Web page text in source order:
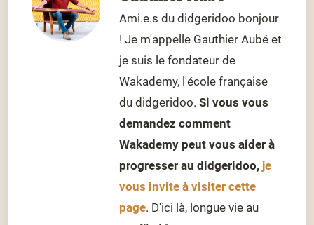
Ami.e.s du didgeridoo bonjour
! Je m'appelle Gauthier Aubé et
je suis le fondateur de
Wakademy, l'école française
du didgeridoo.Si vous vous
demandez comment
Wakademy peut vous aider à
progresser au didgeridoo, je
vous invite à visiter cette
page. D'ici là, longue vie au